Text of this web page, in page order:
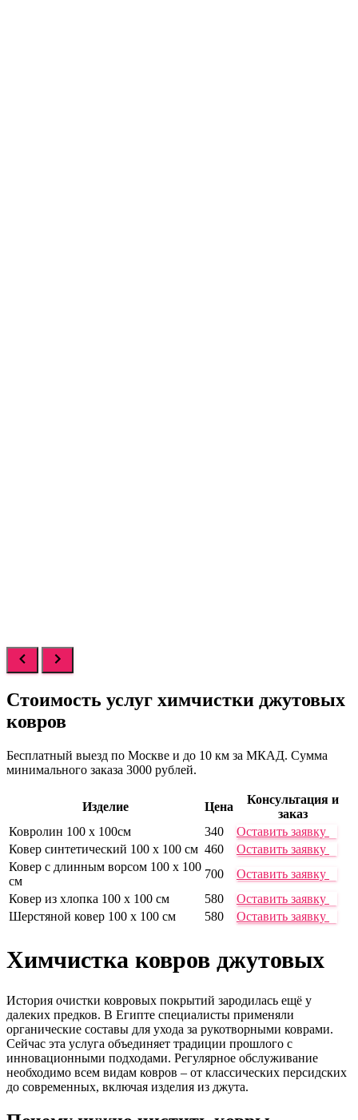
Стоимость услуг химчистки джутовых
ковров
Бесплатный выезд по Москве и до 10 км за МКАД. Сумма
минимального заказа 3000 рублей.
Изделие Цена
Консультация и
заказ
Ковролин 100 х 100см
340
Оставить заявку
Ковер синтетический 100 х 100 см 460
Оставить заявку
Ковер с длинным ворсом 100 х 100
см
700
Оставить заявку
Ковер из хлопка 100 х 100 см
580
Оставить заявку
Шерстяной ковер 100 х 100 см
580 Оставить заявку
Химчистка ковров джутовых
История очистки ковровых покрытий зародилась ещё у
далеких предков. В Египте специалисты применяли
органические составы для ухода за рукотворными коврами.
Сейчас эта услуга объединяет традиции прошлого с
инновационными подходами. Регулярное обслуживание
необходимо всем видам ковров – от классических персидских
до современных, включая изделия из джута.